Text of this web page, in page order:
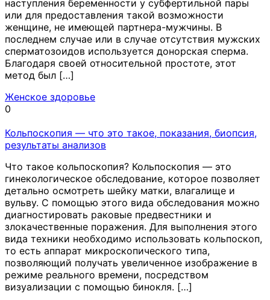
наступления беременности у субфертильной пары
или для предоставления такой возможности
женщине, не имеющей партнера-мужчины. В
последнем случае или в случае отсутствия мужских
сперматозоидов используется донорская сперма.
Благодаря своей относительной простоте, этот
метод был […]
Женское здоровье
0
Кольпоскопия — что это такое, показания, биопсия,
результаты анализов
Что такое кольпоскопия? Кольпоскопия — это
гинекологическое обследование, которое позволяет
детально осмотреть шейку матки, влагалище и
вульву. С помощью этого вида обследования можно
диагностировать раковые предвестники и
злокачественные поражения. Для выполнения этого
вида техники необходимо использовать кольпоскоп,
то есть аппарат микроскопического типа,
позволяющий получать увеличенное изображение в
режиме реального времени, посредством
визуализации с помощью бинокля. […]